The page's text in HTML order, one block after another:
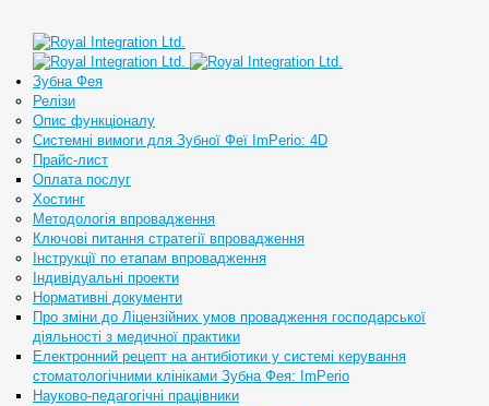
Зубна Фея
Релізи
Опис функціоналу
Системні вимоги для Зубної Феї ImPerio: 4D
Прайс-лист
Оплата послуг
Хостинг
Методологія впровадження
Ключові питання стратегії впровадження
Інструкції по етапам впровадження
Індивідуальні проекти
Нормативні документи
Про зміни до Ліцензійних умов провадження господарської
діяльності з медичної практики
Електронний рецепт на антибіотики у системі керування
стоматологічними клініками Зубна Фея: ImPerio
Науково-педагогічні працівники